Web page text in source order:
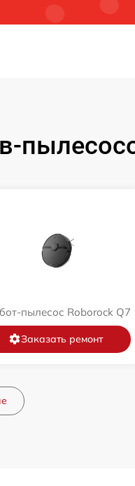
пылесос Roborock Q7
Заказать ремонт